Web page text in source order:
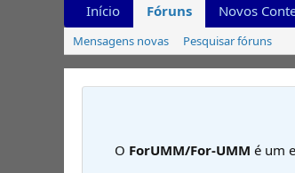
Início Fóruns Novos
Mensagens novas Pesquisar fóruns
O ForUMM/For-UMM é um